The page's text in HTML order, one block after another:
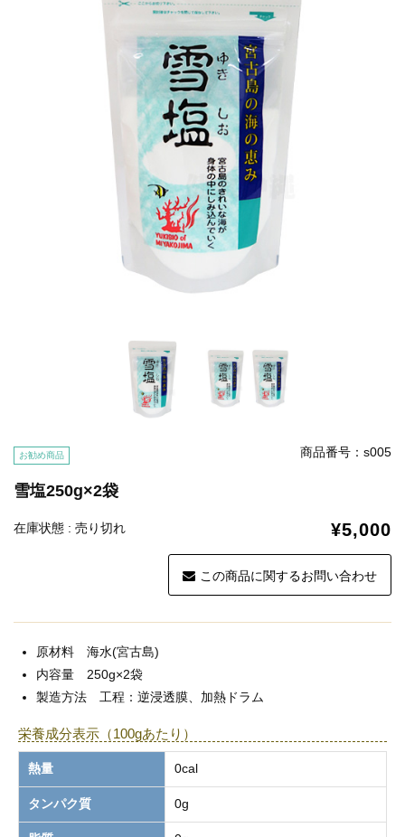
お勧め商品 商品番号：s005
雪塩250g×2袋
在庫状態 : 売り切れ ¥5,000
この商品に関するお問い合わせ
原材料 海水(宮古島)
内容量 250g×2袋
製造方法 工程：逆浸透膜、加熱ドラム
栄養成分表示（100gあたり）
熱量 0cal
タンパク質 0g